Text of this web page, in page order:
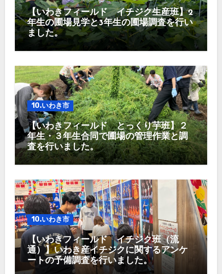
【いわきフィールド イチジク生産班】2
年生の圃場見学と3年生の圃場調査を行い
ました。
10.いわき市
【いわきフィールド とっくり芋班】２
年生・３年生合同で圃場の管理作業と調
査を行いました。
10.いわき市
【いわきフィールド イチジク班（流
通）】いわき産イチジクに関するアンケ
ートの予備調査を行いました。